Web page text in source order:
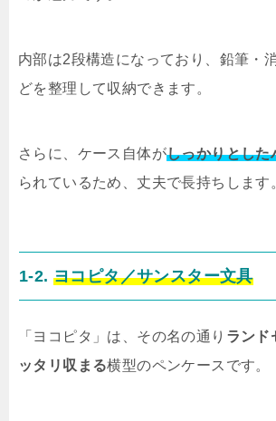
内部は2段構造になっており、鉛筆・
どを整理して収納できます。
さらに、ケース自体がしっかりとした
られているため、丈夫で長持ちします
1-2. ヨコピタ／サンスター文具
「ヨコピタ」は、その名の通り ランド
ッタリ収まる横型のペンケースです。